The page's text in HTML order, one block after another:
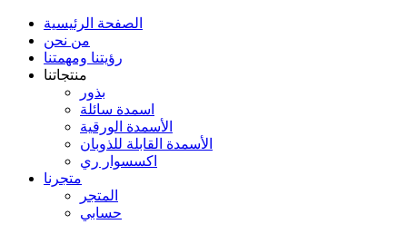
الصفحة الرئيسية
من نحن
رؤيتنا ومهمتنا
منتجاتنا
بذور
اسمدة سائلة
الأسمدة الورقية
الأسمدة القابلة للذوبان
اكسسوار ري
متجرنا
المتجر
حسابي